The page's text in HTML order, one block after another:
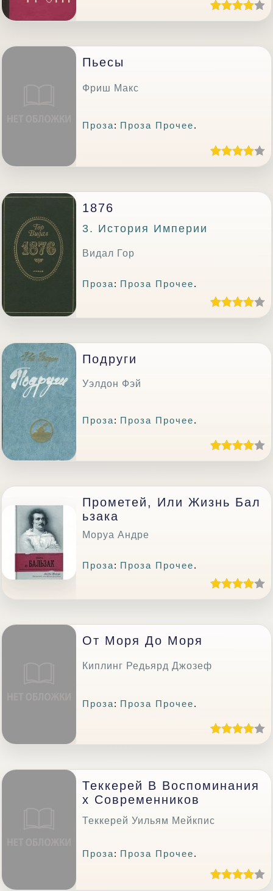
Пьесы
Фриш Макс
Проза: Проза Прочее.
1876
3. История Империи
Видал Гор
Проза: Проза Прочее.
Подруги
Уэлдон Фэй
Проза: Проза Прочее.
Прометей, Или Жизнь Бал
Ьзака
Моруа Андре
Проза: Проза Прочее.
От Моря До Моря
Киплинг Редьярд Джозеф
Проза: Проза Прочее.
Теккерей В Воспоминания
Х Современников
Теккерей Уильям Мейкпис
Проза: Проза Прочее.